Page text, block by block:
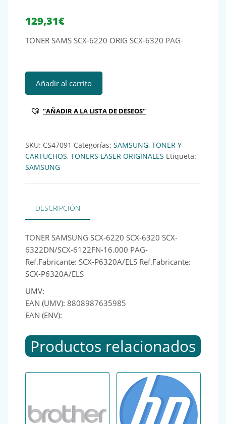
129,31€
TONER SAMS SCX-6220 ORIG SCX-6320 PAG-
TONER SAMS SCX-6220 ORIG SCX-6320 PAG- SCX-
Añadir al carrito
"AÑADIR A LA LISTA DE DESEOS"
SKU: CS47091 Categorías: SAMSUNG, TONER Y
CARTUCHOS, TONERS LASER ORIGINALES Etiqueta:
SAMSUNG
DESCRIPCIÓN
TONER SAMSUNG SCX-6220 SCX-6320 SCX-
6322DN/SCX-6122FN-16.000 PAG-
Ref.Fabricante: SCX-P6320A/ELS Ref.Fabricante:
SCX-P6320A/ELS
UMV:
EAN (UMV): 8808987635985
EAN (ENV):
Productos relacionados